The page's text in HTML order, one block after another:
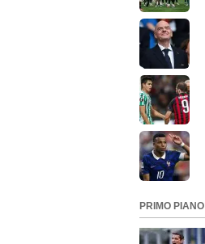
PRIMO PIANO